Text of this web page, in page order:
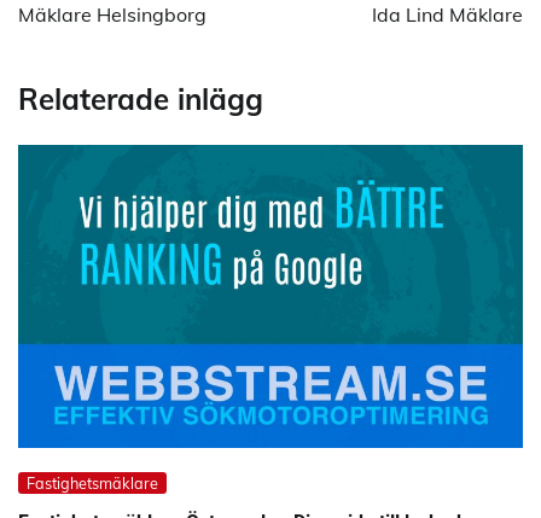
Mäklare Helsingborg
Ida Lind Mäklare
Relaterade inlägg
Fastighetsmäklare